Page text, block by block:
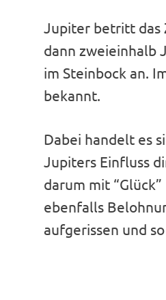
Jupiter betritt das
dann zweieinhalb
im Steinbock an.
bekannt.
Dabei handelt es
Jupiters Einfluss
darum mit
ebenfalls
aufgerissen und